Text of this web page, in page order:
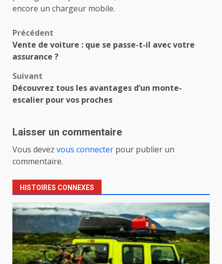
encore un chargeur mobile.
Navigation
d’article
Précédent
Vente de voiture : que se passe-t-il avec votre
assurance ?
Suivant
Découvrez tous les avantages d’un monte-
escalier pour vos proches
Laisser un commentaire
Vous devez vous connecter pour publier un
commentaire.
HISTOIRES CONNEXES